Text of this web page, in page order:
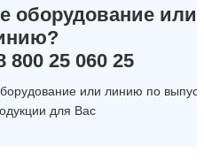
оборудование или
800 25 060 25
или линию по
для Вас